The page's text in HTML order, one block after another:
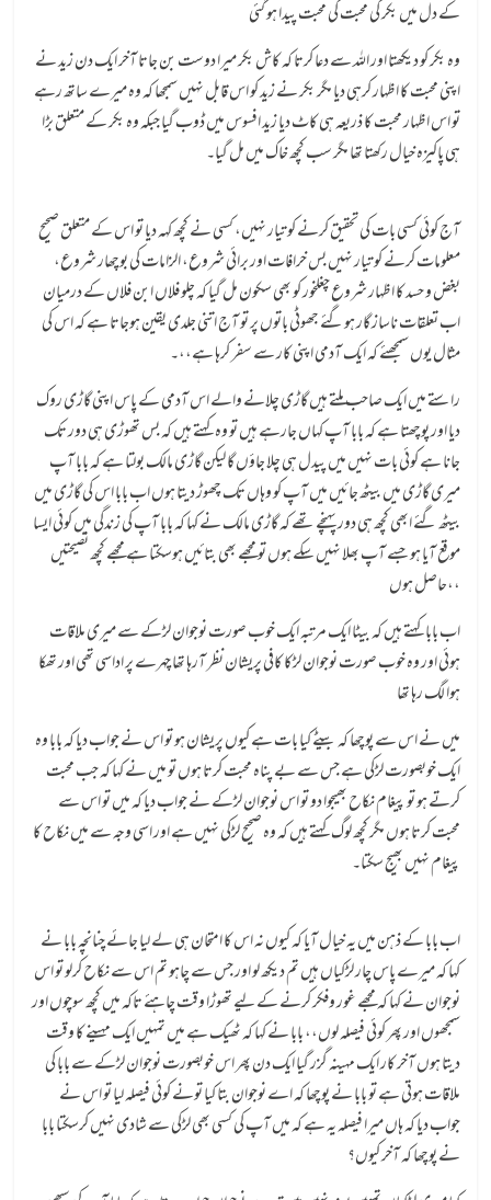
کے دل میں بکر کی محبت کی محبت پیدا ہو گئی
وہ بکر کو دیکھتا اور اللہ سے دعا کرتا کہ کاش بکر میرا دوست بن جاتا آخر ایک دن زید نے
اپنی محبت کا اظہار کرہی دیا مگر بکر نے زید کو اس قابل نہیں سمجھا کہ وہ میرے ساتھ رہے
تو اس اظہار محبت کا ذریعہ ہی کاٹ دیا زید افسوس میں ڈوب گیا جبکہ وہ بکر کے متعلق بڑا
ہی پاکیزہ خیال رکھتا تھا مگر سب کچھ خاک میں مل گیا۔
آج کوئی کسی بات کی تحقیق کرنے کو تیار نہیں، کسی نے کچھ کہہ دیا تو اس کے متعلق صحیح
معلومات کرنے کو تیار نہیں بس خرافات اور برائی شروع، الزامات کی بوچھار شروع،
بغض و حسد کا اظہار شروع چغلخور کو بھی سکون مل گیا کہ چلو فلاں ابن فلاں کے درمیان
اب تعلقات ناساز گار ہوگئے جھوٹی باتوں پر تو آج اتنی جلدی یقین ہوجاتا ہے کہ اس کی
مثال یوں سمجھئے کہ ایک آدمی اپنی کار سے سفر کرہا ہے،،۔
راستے میں ایک صاحب ملتے ہیں گاڑی چلانے والے اس آدمی کے پاس اپنی گاڑی روک
دیا اور پوچھتا ہے کہ بابا آپ کہاں جارہے ہیں تو وہ کہتے ہیں کہ بس تھوڑی ہی دور تک
جانا ہے کوئی بات نہیں میں پیدل ہی چلا جاؤں گا لیکن گاڑی مالک بولتا ہے کہ بابا آپ
میری گاڑی میں بیٹھ جائیں میں آپ کو وہاں تک چھوڑ دیتا ہوں اب بابا اس کی گاڑی میں
بیٹھ گئے ابھی کچھ ہی دور پہنچے تھے کہ گاڑی مالک نے کہا کہ بابا آپ کی زندگی میں کوئی ایسا
موقع آیا ہو جسے آپ بھلا نہیں سکے ہوں تو مجھے بھی بتائیں ہوسکتا ہے مجھے کچھ نصیحتیں
حاصل ہوں،،
اب بابا کہتے ہیں کہ بیٹا ایک مرتبہ ایک خوب صورت نوجوان لڑکے سے میری ملاقات
ہوئی اور وہ خوب صورت نوجوان لڑکا کافی پریشان نظر آرہا تھا چہرے پر اداسی تھی اور تھکا
ہوا لگ رہا تھا
میں نے اس سے پوچھا کہ بیٹے کیا بات ہے کیوں پریشان ہو تو اس نے جواب دیا کہ بابا وہ
ایک خوبصورت لڑکی ہے جس سے بے پناہ محبت کرتا ہوں تو میں نے کہا کہ جب محبت
کرتے ہو تو پیغام نکاح بھیجوا دو تو اس نوجوان لڑکے نے جواب دیا کہ میں تو اس سے
محبت کرتا ہوں مگر کچھ لوگ کہتے ہیں کہ وہ صحیح لڑکی نہیں ہے اور اسی وجہ سے میں نکاح کا
پیغام نہیں بھیج سکتا۔
اب بابا کے ذہن میں یہ خیال آیا کہ کیوں نہ اس کا امتحان ہی لے لیا جائے چنانچہ بابا نے
کہا کہ میرے پاس چار لڑکیاں ہیں تم دیکھ لو اور جس سے چاہو تم اس سے نکاح کرلو تو اس
نوجوان نے کہا کہ مجھے غور وفکر کرنے کے لیے تھوڑا وقت چاہئے تاکہ میں کچھ سوچوں اور
سمجھوں اور پھر کوئی فیصلہ لوں،، بابا نے کہا کہ ٹھیک ہے میں تمہیں ایک مہینے کا وقت
دیتا ہوں آخر کار ایک مہینہ گزر گیا ایک دن پھر اس خوبصورت نوجوان لڑکے سے بابا کی
ملاقات ہوتی ہے تو بابا نے پوچھا کہ اے نوجوان بتا کیا تونے کوئی فیصلہ لیا تو اس نے
جواب دیا کہ ہاں میرا فیصلہ یہ ہے کہ میں آپ کی کسی بھی لڑکی سے شادی نہیں کرسکتا بابا
نے پوچھا کہ آخر کیوں؟